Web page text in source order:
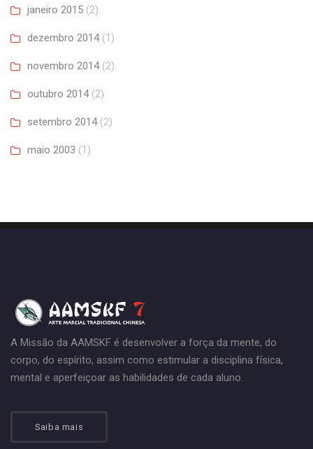
janeiro 2015 (2)
dezembro 2014(1)
novembro 2014(2)
outubro 2014(2)
setembro 2014(2)
maio 2003 (1)
A Missão da AAMSKF é desenvolver a força da mente, do
corpo, do espírito, assim como estimular a disciplina física,
mental e aperfeiçoar as habilidades de cada aluno.
Saiba mais